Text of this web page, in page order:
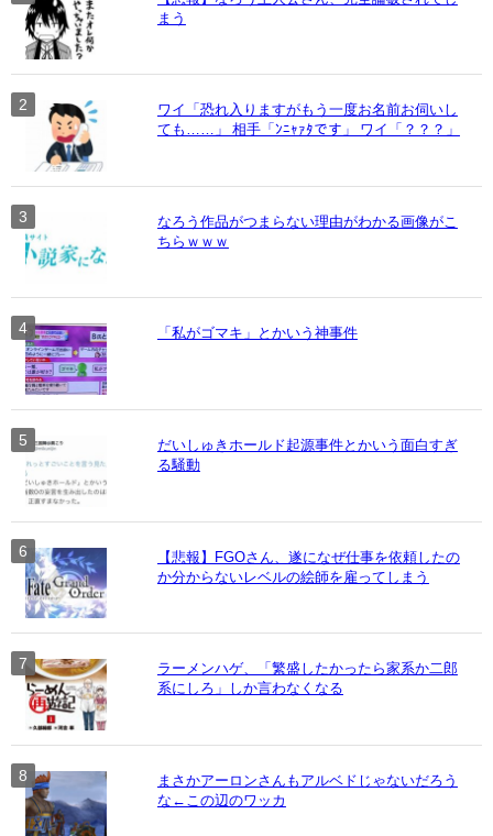
まう
ワイ「恐れ入りますがもう一度お名前お伺いし
ても……」 相手「ﾝﾆｬｧﾀです」 ワイ「？？？」
なろう作品がつまらない理由がわかる画像がこ
ちらｗｗｗ
「私がゴマキ」とかいう神事件
だいしゅきホールド起源事件とかいう面白すぎ
る騒動
【悲報】FGOさん、遂になぜ仕事を依頼したの
か分からないレベルの絵師を雇ってしまう
ラーメンハゲ、「繁盛したかったら家系か二郎
系にしろ」しか言わなくなる
まさかアーロンさんもアルベドじゃないだろう
な←この辺のワッカ